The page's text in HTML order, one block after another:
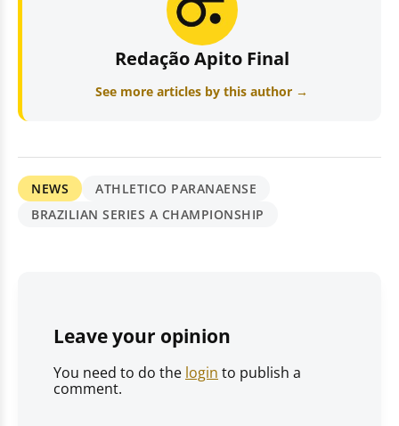
Redação Apito Final
See more articles by this author →
NEWS
ATHLETICO PARANAENSE
BRAZILIAN SERIES A CHAMPIONSHIP
Leave your opinion
You need to do the login to publish a
comment.